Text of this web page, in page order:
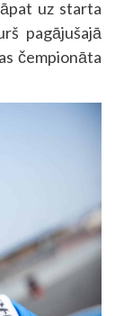
uz starta
pagājušajā
čempionāta